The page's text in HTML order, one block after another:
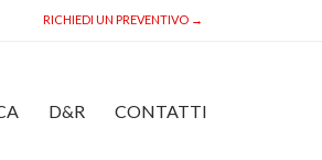
RICHIEDI UN PREVENTIVO →
D&R CONTATTI